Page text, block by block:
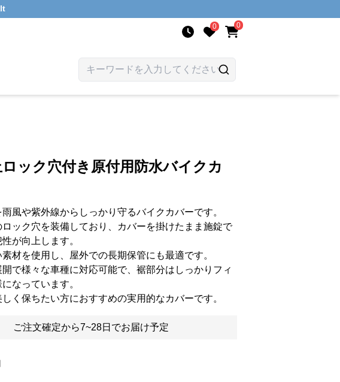
0 0
ック穴付き原付用防水バイクカ
風や紫外線からしっかり守るバイクカバーです。
ロック穴を装備しており、カバーを掛けたまま施錠で
が向上します。
材を使用し、屋外での長期保管にも最適です。
で様々な車種に対応可能で、裾部分はしっかりフィ
なっています。
く保ちたい方におすすめの実用的なカバーです。
ご注文確定から7~28日でお届け予定